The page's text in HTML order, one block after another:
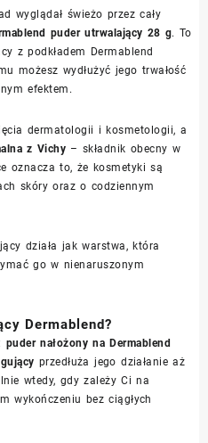
wyglądał świeżo przez cały
puder utrwalający 28 g. To
z podkładem Dermablend
możesz wydłużyć jego trwałość
efektem.
dermatologii i kosmetologii, a
z Vichy – składnik obecny w
oznacza to, że kosmetyki są
skóry oraz o codziennym
działa jak warstwa, która
go w nienaruszonym
Dermablend?
puder nałożony na Dermablend
przedłuża jego działanie aż
wtedy, gdy zależy Ci na
wykończeniu bez ciągłych